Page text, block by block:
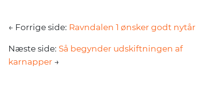
← Forrige side: Ravndalen 1 ønsker godt nytår
Næste side: Så begynder udskiftningen af
karnapper →